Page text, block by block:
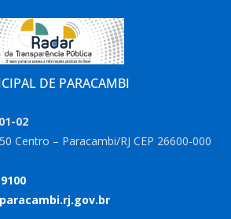
DE PARACAMBI
02
Centro – Paracambi/RJ CEP 26600-000